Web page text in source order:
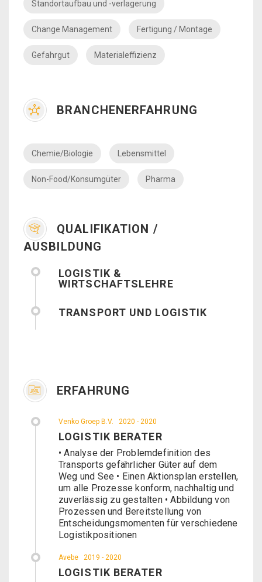
Standortaufbau und -verlagerung
Change Management Fertigung / Montage
Gefahrgut Materialeffizienz
BRANCHENERFAHRUNG
Chemie/Biologie Lebensmittel
Non-Food/Konsumgüter Pharma
QUALIFIKATION /
AUSBILDUNG
LOGISTIK &
WIRTSCHAFTSLEHRE
TRANSPORT UND LOGISTIK
ERFAHRUNG
Venko Groep B.V. 2020 - 2020
LOGISTIK BERATER
• Analyse der Problemdefinition des
Transports gefährlicher Güter auf dem
Weg und See • Einen Aktionsplan erstellen,
um alle Prozesse konform, nachhaltig und
zuverlässig zu gestalten • Abbildung von
Prozessen und Bereitstellung von
Entscheidungsmomenten für verschiedene
Logistikpositionen
Avebe 2019 - 2020
LOGISTIK BERATER